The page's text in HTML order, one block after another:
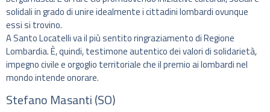
solidali in grado di unire idealmente i cittadini lombardi ovunque
essi si trovino.
A Santo Locatelli va il più sentito ringraziamento di Regione
Lombardia. È, quindi, testimone autentico dei valori di solidarietà,
impegno civile e orgoglio territoriale che il premio ai lombardi nel
mondo intende onorare.
Stefano Masanti (SO)